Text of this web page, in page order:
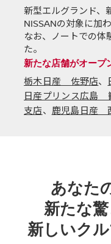
新型エルグランド、
NISSANの対象に加
なお、ノートでの体
た。
新たな店舗がオープ
栃木日産 佐野店、
日産プリンス広島
支店、 鹿児島日産
あなた
新たな驚
新しいクル